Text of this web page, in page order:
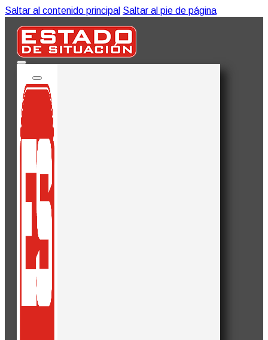
Saltar al contenido principal Saltar al pie de página